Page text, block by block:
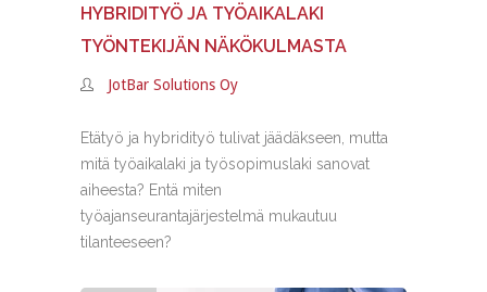
HYBRIDITYÖ JA TYÖAIKALAKI
TYÖNTEKIJÄN NÄKÖKULMASTA
JotBar Solutions Oy
Etätyö ja hybridityö tulivat jäädäkseen, mutta
mitä työaikalaki ja työsopimuslaki sanovat
aiheesta? Entä miten
työajanseurantajärjestelmä mukautuu
tilanteeseen?